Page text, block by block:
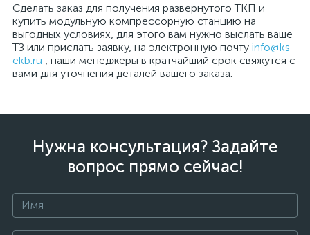
Сделать заказ для получения развернутого ТКП и
купить модульную компрессорную станцию на
выгодных условиях, для этого вам нужно выслать ваше
ТЗ или прислать заявку, на электронную почту info@ks-
ekb.ru , наши менеджеры в кратчайший срок свяжутся с
вами для уточнения деталей вашего заказа.
Нужна консультация? Задайте
вопрос прямо сейчас!